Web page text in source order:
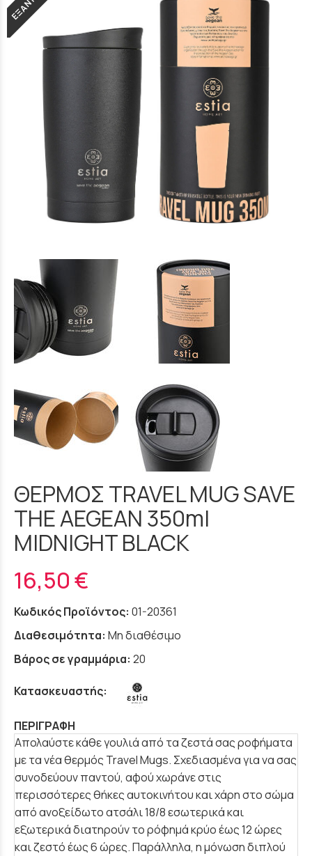
ΘΕΡΜΟΣ TRAVEL MUG SAVE
THE AEGEAN 350ml
MIDNIGHT BLACK
16,50 €
Κωδικός Προϊόντος: 01-20361
Διαθεσιμότητα: Μη διαθέσιμο
Βάρος σε γραμμάρια: 20
Κατασκευαστής:
ΠΕΡΙΓΡΑΦΗ
Απολαύστε κάθε γουλιά από τα ζεστά σας ροφήματα
με τα νέα θερμός Travel Mugs. Σχεδιασμένα για να σας
συνοδεύουν παντού, αφού χωράνε στις
περισσότερες θήκες αυτοκινήτου και χάρη στο σώμα
από ανοξείδωτο ατσάλι 18/8 εσωτερικά και
εξωτερικά διατηρούν το ρόφημά κρύο έως 12 ώρες
και ζεστό έως 6 ώρες. Παράλληλα, η μόνωση διπλού